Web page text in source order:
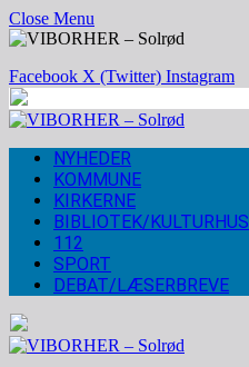
Close Menu
Facebook X (Twitter) Instagram
NYHEDER
KOMMUNE
KIRKERNE
BIBLIOTEK/KULTURHUS
112
SPORT
DEBAT/LÆSERBREVE